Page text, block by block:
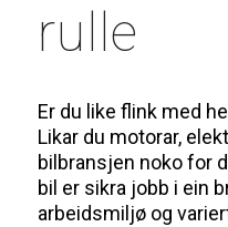
rulle
Er du like flink med
Likar du motorar,
bilbransjen noko for
bil er sikra jobb i ein
arbeidsmiljø og